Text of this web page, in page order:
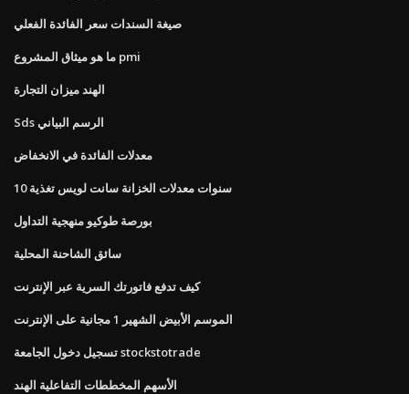
صيغة السندات سعر الفائدة الفعلي
ما هو ميثاق المشروع pmi
الهند ميزان التجارة
Sds الرسم البياني
معدلات الفائدة في الانخفاض
10 سنوات معدلات الخزانة سانت لويس تغذية
بورصة طوكيو منهجية التداول
سائق الشاحنة المحلية
كيف تدفع فاتورتك السرية عبر الإنترنت
الموسم الأبيض الشهير 1 مجانية على الإنترنت
تسجيل دخول الجامعة stockstotrade
الأسهم المخططات التفاعلية الهند